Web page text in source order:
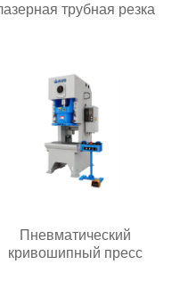
трубная резка
Пневматический
кривошипный пресс